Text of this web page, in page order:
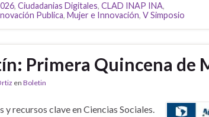
, Ciudadanias Digitales, CLAD INAP INA,
Publica, Mujer e Innovación, V Simposio
Primera Quincena de
en Boletin
y recursos clave en Ciencias Sociales.